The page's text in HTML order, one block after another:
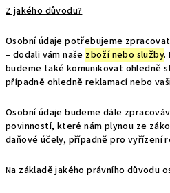
Z jakého důvodu?
Osobní údaje potřebujeme
– dodali vám naše zboží nebo služby.
budeme také komunikovat ohledně
případně ohledně reklamací nebo
Osobní údaje budeme dále
povinností, které nám plynou ze
daňové účely, případně pro vyřízení
Na základě jakého právního důvodu